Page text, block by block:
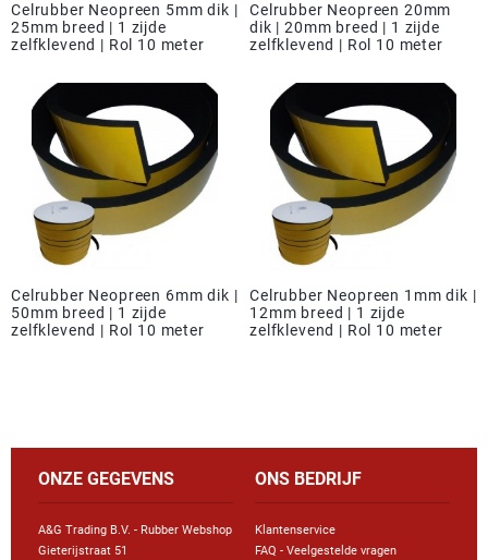
Celrubber Neopreen 5mm dik |
25mm breed | 1 zijde
zelfklevend | Rol 10 meter
Celrubber Neopreen 20mm
dik | 20mm breed | 1 zijde
zelfklevend | Rol 10 meter
Celrubber Neopreen 6mm dik |
50mm breed | 1 zijde
zelfklevend | Rol 10 meter
Celrubber Neopreen 1mm dik |
12mm breed | 1 zijde
zelfklevend | Rol 10 meter
ONZE GEGEVENS
A&G Trading B.V. - Rubber Webshop
Gieterijstraat 51
ONS BEDRIJF
Klantenservice
FAQ - Veelgestelde vragen